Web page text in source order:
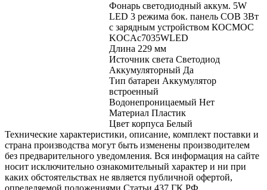
Фонарь светодиодный аккум. 5W
LED 3 режима бок. панель COB 3Вт
с зарядным устройством КОСМОС
KOCAc7035WLED
Длина 229 мм
Источник света Светодиод
Аккумуляторный Да
Тип батареи Аккумулятор
встроенный
Водонепроницаемый Нет
Материал Пластик
Цвет корпуса Белый
Технические характеристики, описание, комплект поставки и
страна производства могут быть изменены производителем
без предварительного уведомления. Вся информация на сайте
носит исключительно ознакомительный характер и ни при
каких обстоятельствах не является публичной офертой,